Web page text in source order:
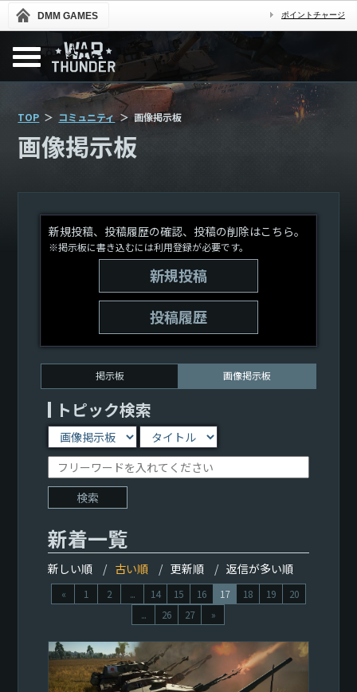
DMM GAMES ポイントチャージ
TOP コミュニティ 画像掲示板
画像掲示板
新規投稿、投稿履歴の確認、投稿の削除はこちら。
※掲示板に書き込むには利用登録が必要です。
新規投稿
投稿履歴
掲示板 画像掲示板
トピック検索
新着一覧
新しい順 古い順 更新順 返信が多い順
« 1 2 ... 14 15 16 17 18 19
20
...
26 27 »